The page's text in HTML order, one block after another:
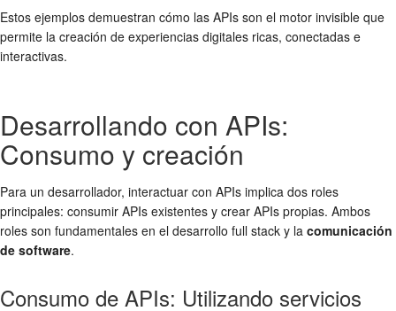
Estos ejemplos demuestran cómo las APIs son el motor invisible que
permite la creación de experiencias digitales ricas, conectadas e
interactivas.
Desarrollando con APIs:
Consumo y creación
Para un desarrollador, interactuar con APIs implica dos roles
principales: consumir APIs existentes y crear APIs propias. Ambos
roles son fundamentales en el desarrollo full stack y la comunicación
de software.
Consumo de APIs: Utilizando servicios